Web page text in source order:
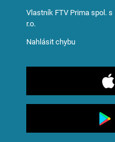
Vlastník FTV Prima spol. s
r.o.
Nahlásit chybu